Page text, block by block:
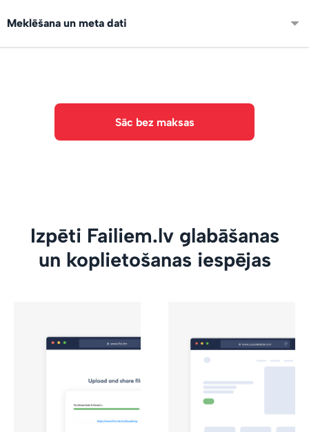
Saskarne ir pieejama angļu, spāņu un vācu valodā, lai vari
pārdot arī starptautiski!
Meklēšana un meta dati
Sāc bez maksas
Izpēti Failiem.lv glabāšanas
un koplietošanas iespējas